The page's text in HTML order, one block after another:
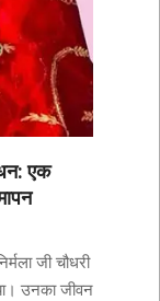
एक
जी चौधरी
उनका जीवन